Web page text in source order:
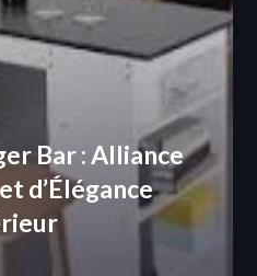
Bar : Alliance
d’Élégance